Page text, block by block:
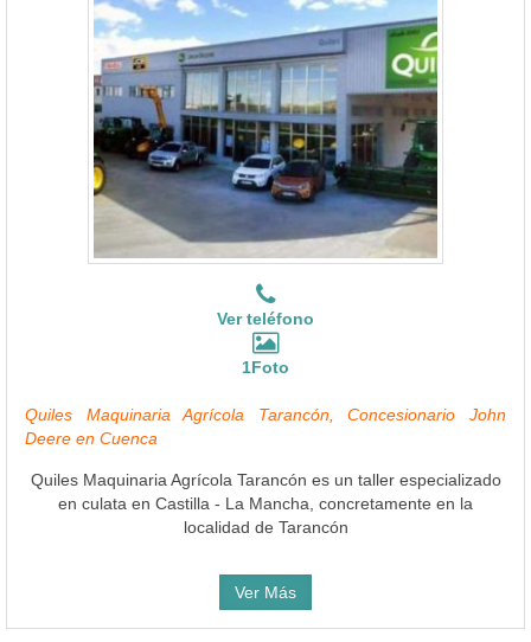
Ver teléfono
1Foto
Quiles Maquinaria Agrícola Tarancón, Concesionario John
Deere en Cuenca
Quiles Maquinaria Agrícola Tarancón es un taller especializado
en culata en Castilla - La Mancha, concretamente en la
localidad de Tarancón
Ver Más